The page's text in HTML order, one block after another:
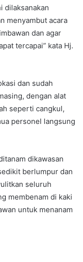
dilaksanakan
menyambut acara
dan agar
tercapai” kata Hj.
dan sudah
dengan alat
seperti cangkul,
personel langsung
dikawasan
berlumpur dan
seluruh
membenam di kaki
untuk menanam